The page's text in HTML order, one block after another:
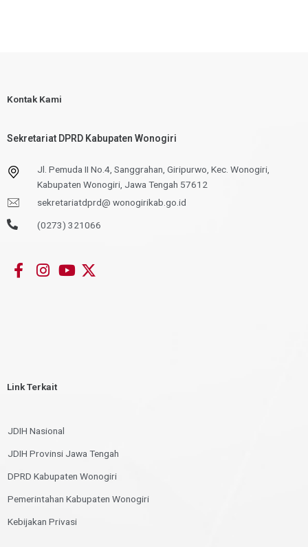
Kontak Kami
Sekretariat DPRD Kabupaten Wonogiri
Jl. Pemuda II No.4, Sanggrahan, Giripurwo, Kec. Wonogiri,
Kabupaten Wonogiri, Jawa Tengah 57612
sekretariatdprd@ wonogirikab.go.id
(0273) 321066
Link Terkait
JDIH Nasional
JDIH Provinsi Jawa Tengah
DPRD Kabupaten Wonogiri
Pemerintahan Kabupaten Wonogiri
Kebijakan Privasi